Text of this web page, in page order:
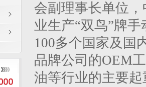
会副理事长单位
业生产“双鸟”牌
100多个国家及国
品牌公司的OEM
油等行业的主要